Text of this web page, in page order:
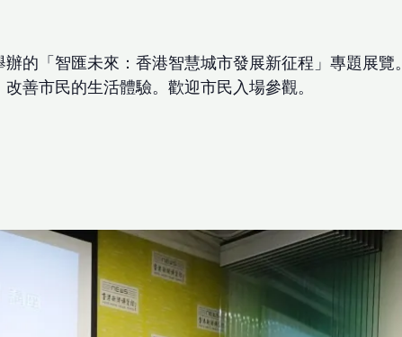
的「智匯未來：香港智慧城市發展新征程」專題展
善市民的生活體驗。歡迎市民入場參觀。